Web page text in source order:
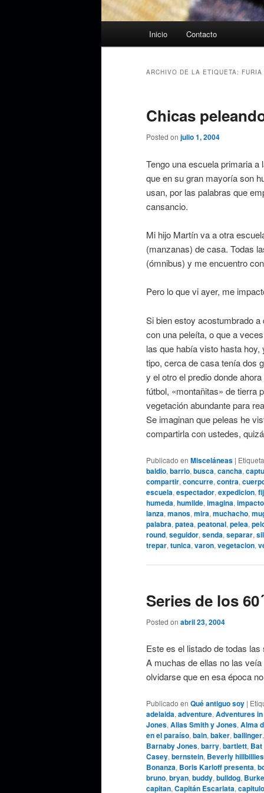
Inicio Contacto
ARCHIVO DE LA ETIQUETA: FURIA
Chicas
Posted on julio 1, 2004
Tengo una escuela primaria
que en su gran mayoría son
usan, por las palabras que
cansancio.
Mi hijo Martín va a otra
(manzanas) de casa. Todas
(ómnibus) y me encuentro
Pero lo que vi ayer, me
Si bien estoy acostumbrado
con una peleíta, o que a
las que había visto hasta
tipo, cerca de casa tenía dos
y el otro el predio donde
fútbol, «montañitas» de tierra
vegetación abundante para
Se imaginan que peleas he
compartirla con ustedes,
Publicado en Misceláneas |
baldio, barrio, busca, cancha,
compartir, concurre, contra,
escuela, espectador, expedicion,
humeda, humilde, imagina, impacto
lanza, manos, mira, muchacho,
palabra, patea, peatonal, pelea,
round, seguidor, senda, separar,
trepar, tunica, varon, vegetacion,
Series de los
Posted on abril 23, 2004
Este es el listado de todas
A muchas de ellas no las
olvidarse que en esa época
Publicado en Qué antiguo soy |
adelaida, adventure, Adventures
Jones, Alias Smith y Jones, Alma
en el paraíso, bain, baker, ballinger,
Barnaby Jones, barry, bartlett,
Casey, bernstein, Beverly hillbillies
Bonanza, Boris Karloff presenta,
bruno, bryan, buddy, bulldog,
capitan, Capitán Escarlata, capitulo